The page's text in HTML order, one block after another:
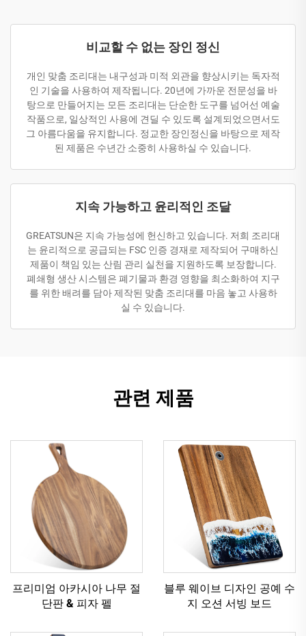
비교할 수 없는 장인 정신
개인 맞춤 조리대는 내구성과 미적 외관을 향상시키는 독자적
인 기술을 사용하여 제작됩니다. 20년에 가까운 전문성을 바
탕으로 만들어지는 모든 조리대는 단순한 도구를 넘어선 예술
작품으로, 일상적인 사용에 견딜 수 있도록 설계되었으면서도
그 아름다움을 유지합니다. 정교한 장인정신을 바탕으로 제작
된 제품은 수년간 소중히 사용하실 수 있습니다.
지속 가능하고 윤리적인 조달
GREATSUN은 지속 가능성에 헌신하고 있습니다. 저희 조리대
는 윤리적으로 공급되는 FSC 인증 경재로 제작되어 구매하신
제품이 책임 있는 산림 관리 실천을 지원하도록 보장합니다.
폐쇄형 생산 시스템은 폐기물과 환경 영향을 최소화하여 지구
를 위한 배려를 담아 제작된 맞춤 조리대를 마음 놓고 사용하
실 수 있습니다.
관련 제품
프리미엄 아카시아 나무 절
단판 & 피자 펠
블루 웨이브 디자인 ‌공예 수
지 오션 서빙 보드